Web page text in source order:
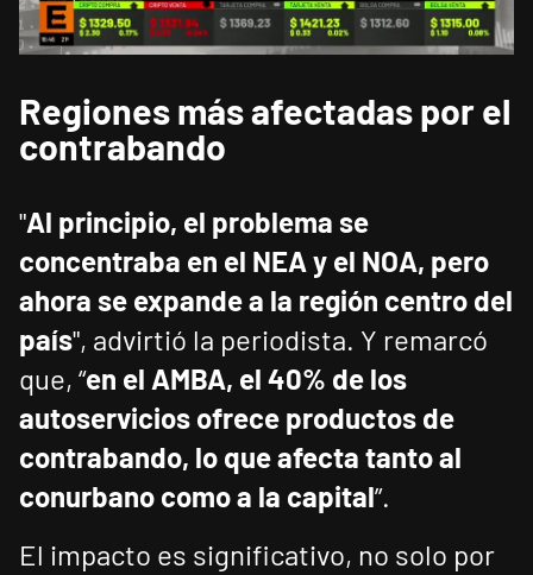
Regiones más afectadas por el
contrabando
"Al principio, el problema se
concentraba en el NEA y el NOA, pero
ahora se expande a la región centro del
país", advirtió la periodista. Y remarcó
que, “en el AMBA, el 40% de los
autoservicios ofrece productos de
contrabando, lo que afecta tanto al
conurbano como a la capital”.
El impacto es significativo, no solo por